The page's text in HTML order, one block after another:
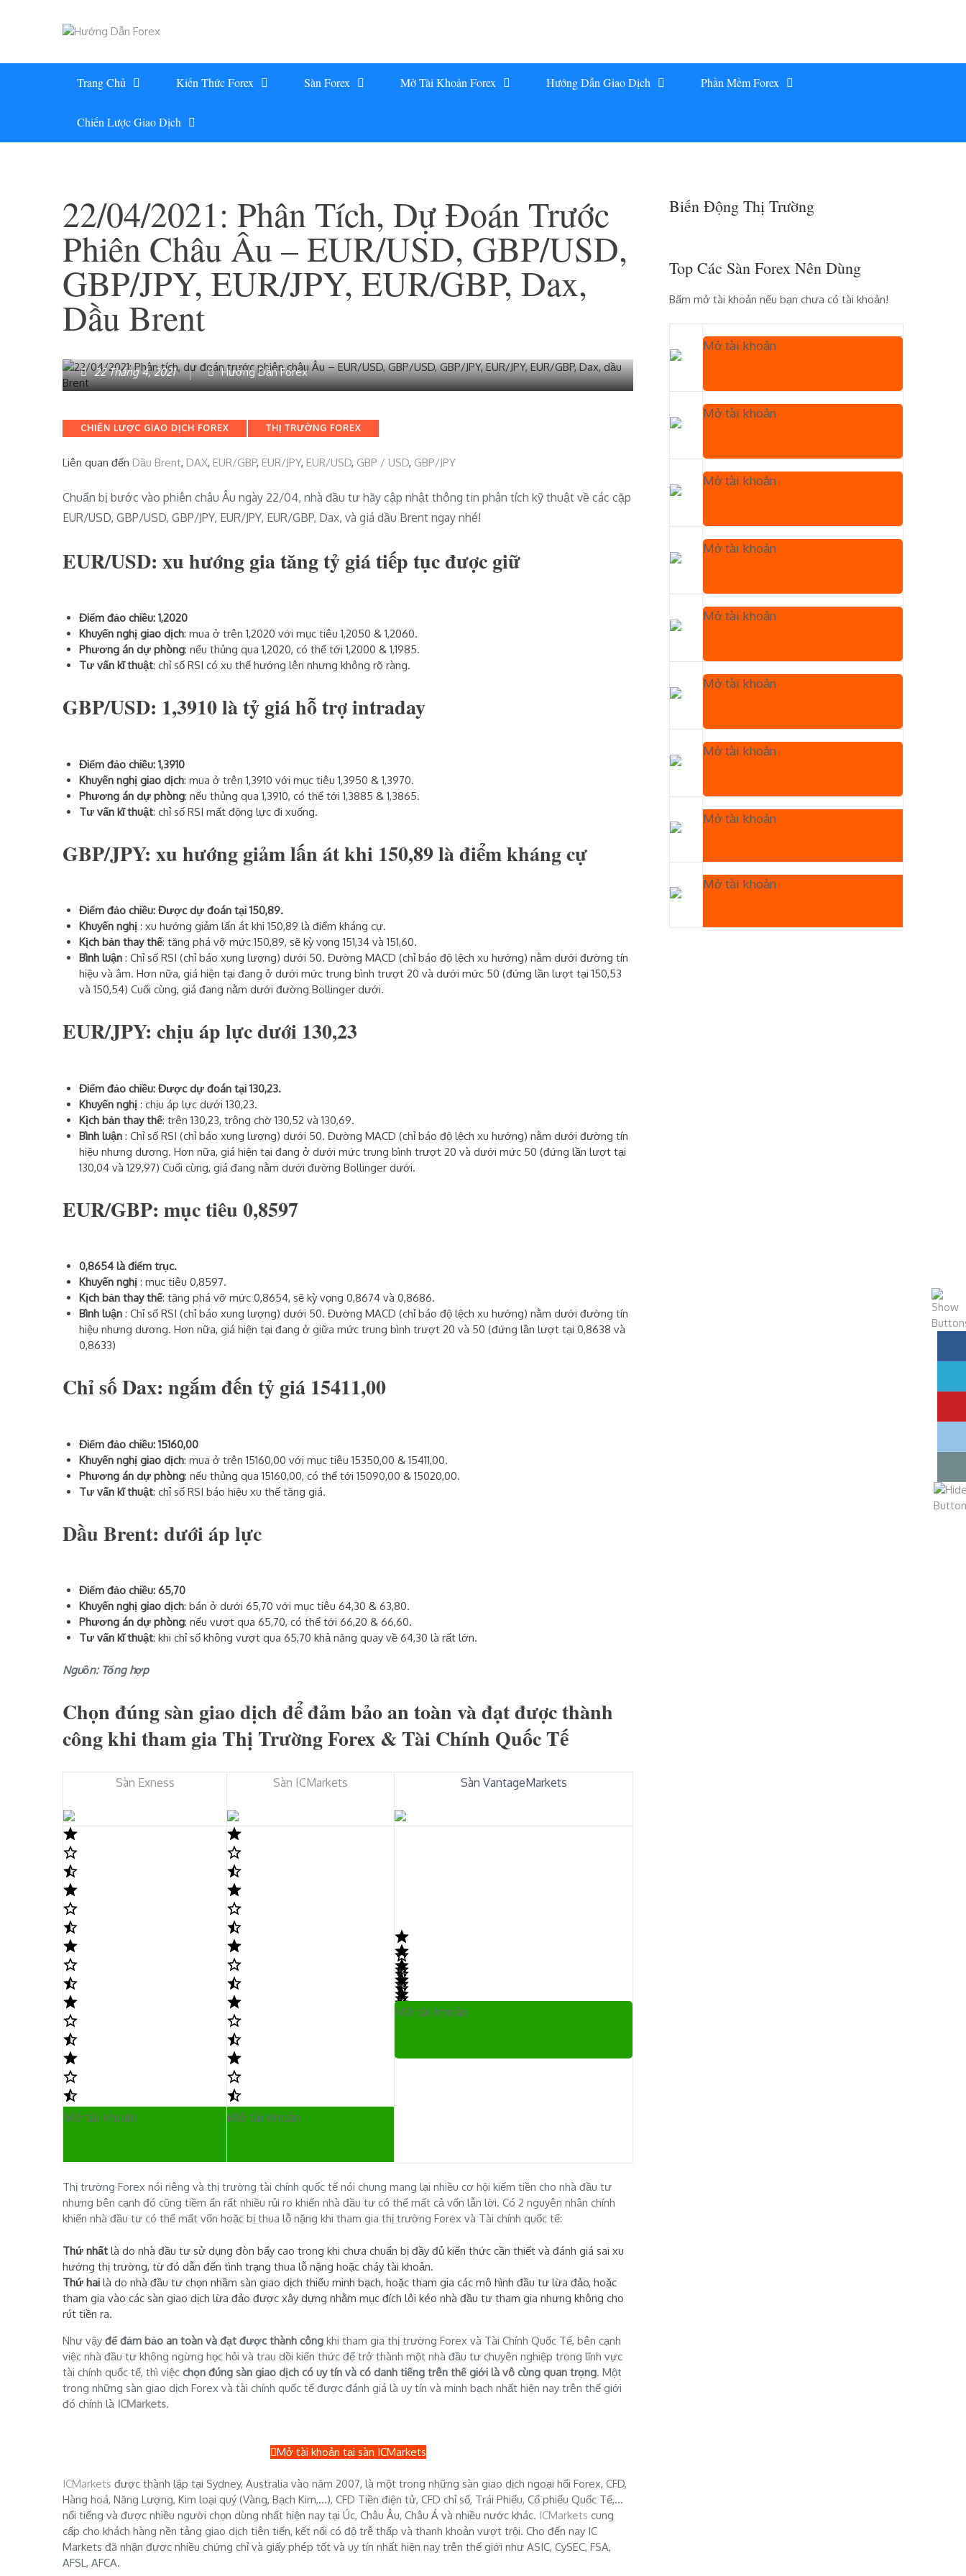
Trang Chủ Kiến Thức Forex Sàn Forex Mở Tài Khoản Forex Hướng Dẫn Giao Dịch Phần Mềm Forex
Chiến Lược Giao Dịch
22/04/2021: Phân Tích, Dự Đoán Trước
Phiên Châu Âu – EUR/USD, GBP/USD,
GBP/JPY, EUR/JPY, EUR/GBP, Dax,
Dầu Brent
22 Tháng 4, 2021 Hướng Dẫn Forex
Categories
CHIẾN LƯỢC GIAO DỊCH FOREX THỊ TRƯỜNG FOREX
Liên quan đến Dầu Brent, DAX, EUR/GBP, EUR/JPY, EUR/USD, GBP / USD, GBP/JPY
Chuẩn bị bước vào phiên châu Âu ngày 22/04, nhà đầu tư hãy cập nhật thông tin phân tích kỹ thuật về các cặp
EUR/USD, GBP/USD, GBP/JPY, EUR/JPY, EUR/GBP, Dax, và giá dầu Brent ngay nhé!
EUR/USD: xu hướng gia tăng tỷ giá tiếp tục được giữ
Điểm đảo chiều: 1,2020
Khuyến nghị giao dịch: mua ở trên 1,2020 với mục tiêu 1,2050 & 1,2060.
Phương án dự phòng: nếu thủng qua 1,2020, có thể tới 1,2000 & 1,1985.
Tư vấn kĩ thuật: chỉ số RSI có xu thế hướng lên nhưng không rõ ràng.
GBP/USD: 1,3910 là tỷ giá hỗ trợ intraday
Điểm đảo chiều: 1,3910
Khuyến nghị giao dịch: mua ở trên 1,3910 với mục tiêu 1,3950 & 1,3970.
Phương án dự phòng: nếu thủng qua 1,3910, có thể tới 1,3885 & 1,3865.
Tư vấn kĩ thuật: chỉ số RSI mất động lực đi xuống.
GBP/JPY: xu hướng giảm lấn át khi 150,89 là điểm kháng cự
Điểm đảo chiều: Được dự đoán tại 150,89.
Khuyến nghị : xu hướng giảm lấn át khi 150,89 là điểm kháng cự.
Kịch bản thay thế: tăng phá vỡ mức 150,89, sẽ kỳ vọng 151,34 và 151,60.
Bình luận : Chỉ số RSI (chỉ báo xung lượng) dưới 50. Đường MACD (chỉ báo độ lệch xu hướng) nằm dưới đường tín
hiệu và âm. Hơn nữa, giá hiện tại đang ở dưới mức trung bình trượt 20 và dưới mức 50 (đứng lần lượt tại 150,53
và 150,54) Cuối cùng, giá đang nằm dưới đường Bollinger dưới.
EUR/JPY: chịu áp lực dưới 130,23
Điểm đảo chiều: Được dự đoán tại 130,23.
Khuyến nghị : chịu áp lực dưới 130,23.
Kịch bản thay thế: trên 130,23, trông chờ 130,52 và 130,69.
Bình luận : Chỉ số RSI (chỉ báo xung lượng) dưới 50. Đường MACD (chỉ báo độ lệch xu hướng) nằm dưới đường tín
hiệu nhưng dương. Hơn nữa, giá hiện tại đang ở dưới mức trung bình trượt 20 và dưới mức 50 (đứng lần lượt tại
130,04 và 129,97) Cuối cùng, giá đang nằm dưới đường Bollinger dưới.
EUR/GBP: mục tiêu 0,8597
0,8654 là điểm trục.
Khuyến nghị : mục tiêu 0,8597.
Kịch bản thay thế: tăng phá vỡ mức 0,8654, sẽ kỳ vọng 0,8674 và 0,8686.
Bình luận : Chỉ số RSI (chỉ báo xung lượng) dưới 50. Đường MACD (chỉ báo độ lệch xu hướng) nằm dưới đường tín
hiệu nhưng dương. Hơn nữa, giá hiện tại đang ở giữa mức trung bình trượt 20 và 50 (đứng lần lượt tại 0,8638 và
0,8633)
Chỉ số Dax: ngắm đến tỷ giá 15411,00
Điểm đảo chiều: 15160,00
Khuyến nghị giao dịch: mua ở trên 15160,00 với mục tiêu 15350,00 & 15411,00.
Phương án dự phòng: nếu thủng qua 15160,00, có thể tới 15090,00 & 15020,00.
Tư vấn kĩ thuật: chỉ số RSI báo hiệu xu thế tăng giá.
Dầu Brent: dưới áp lực
Điểm đảo chiều: 65,70
Khuyến nghị giao dịch: bán ở dưới 65,70 với mục tiêu 64,30 & 63,80.
Phương án dự phòng: nếu vượt qua 65,70, có thể tới 66,20 & 66,60.
Tư vấn kĩ thuật: khi chỉ số không vượt qua 65,70 khả năng quay về 64,30 là rất lớn.
Nguồn: Tổng hợp
Chọn đúng sàn giao dịch để đảm bảo an toàn và đạt được thành
công khi tham gia Thị Trường Forex & Tài Chính Quốc Tế
Sàn Exness Sàn ICMarkets Sàn VantageMarkets
Mở tài khoản Mở tài khoản
Mở tài khoản
Thị trường Forex nói riêng và thị trường tài chính quốc tế nói chung mang lại nhiều cơ hội kiếm tiền cho nhà đầu tư
nhưng bên cạnh đó cũng tiềm ẩn rất nhiều rủi ro khiến nhà đầu tư có thể mất cả vốn lẫn lời. Có 2 nguyên nhân chính
khiến nhà đầu tư có thể mất vốn hoặc bị thua lỗ nặng khi tham gia thị trường Forex và Tài chính quốc tế:
Thứ nhất là do nhà đầu tư sử dụng đòn bẩy cao trong khi chưa chuẩn bị đầy đủ kiến thức cần thiết và đánh giá sai xu
hướng thị trường, từ đó dẫn đến tình trạng thua lỗ nặng hoặc cháy tài khoản.
Thứ hai là do nhà đầu tư chọn nhầm sàn giao dịch thiếu minh bạch, hoặc tham gia các mô hình đầu tư lừa đảo, hoặc
tham gia vào các sàn giao dịch lừa đảo được xây dựng nhằm mục đích lôi kéo nhà đầu tư tham gia nhưng không cho
rút tiền ra.
Như vậy để đảm bảo an toàn và đạt được thành công khi tham gia thị trường Forex và Tài Chính Quốc Tế, bên cạnh
việc nhà đầu tư không ngừng học hỏi và trau dồi kiến thức để trở thành một nhà đầu tư chuyên nghiệp trong lĩnh vực
tài chính quốc tế, thì việc chọn đúng sàn giao dịch có uy tín và có danh tiếng trên thế giới là vô cùng quan trọng. Một
trong những sàn giao dịch Forex và tài chính quốc tế được đánh giá là uy tín và minh bạch nhất hiện nay trên thế giới
đó chính là ICMarkets.
Mở tài khoản tại sàn ICMarkets
ICMarkets được thành lập tại Sydney, Australia vào năm 2007, là một trong những sàn giao dịch ngoại hối Forex, CFD,
Hàng hoá, Năng Lượng, Kim loại quý (Vàng, Bạch Kim,...), CFD Tiền điện tử, CFD chỉ số, Trái Phiếu, Cổ phiếu Quốc Tế,...
nổi tiếng và được nhiều người chọn dùng nhất hiện nay tại Úc, Châu Âu, Châu Á và nhiều nước khác. ICMarkets cung
cấp cho khách hàng nền tảng giao dịch tiên tiến, kết nối có độ trễ thấp và thanh khoản vượt trội. Cho đến nay IC
Markets đã nhận được nhiều chứng chỉ và giấy phép tốt và uy tín nhất hiện nay trên thế giới như ASIC, CySEC, FSA,
AFSL, AFCA.
Biến Động Thị Trường
Top Các Sàn Forex Nên Dùng
Bấm mở tài khoản nếu bạn chưa có tài khoản!
Mở tài khoản
Mở tài khoản
Mở tài khoản
Mở tài khoản
Mở tài khoản
Mở tài khoản
Mở tài khoản
Mở tài khoản
Mở tài khoản